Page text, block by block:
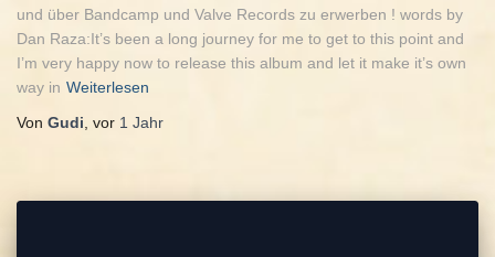
und über Bandcamp und Valve Records zu erwerben ! words by
Dan Raza:It’s been a long journey for me to get to this point and
I’m very happy now to release this album and let it make it’s own
way in Weiterlesen
Von Gudi , vor 1 Jahr